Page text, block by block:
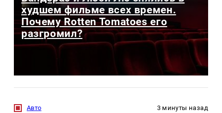
худшем фильме всех времен.
Почему Rotten Tomatoes его
разгромил?
Авто 3 минуты назад